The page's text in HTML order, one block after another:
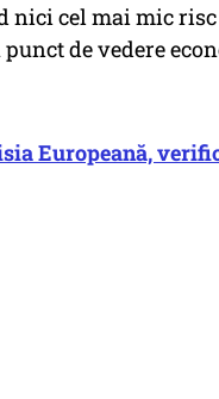
nici cel mai mic
de vedere
Europeană,